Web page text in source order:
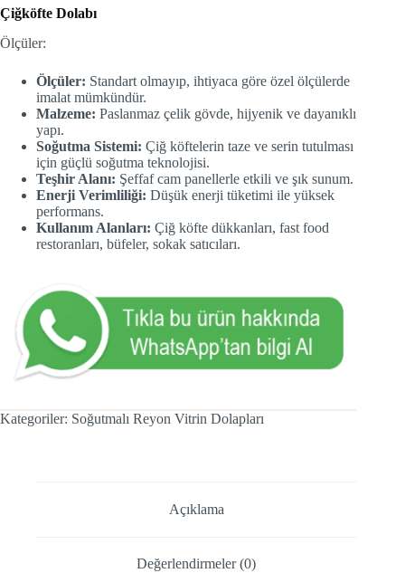
Çiğköfte Dolabı
Ölçüler:
Ölçüler: Standart olmayıp, ihtiyaca göre özel ölçülerde
imalat mümkündür.
Malzeme: Paslanmaz çelik gövde, hijyenik ve dayanıklı
yapı.
Soğutma Sistemi: Çiğ köftelerin taze ve serin tutulması
için güçlü soğutma teknolojisi.
Teşhir Alanı: Şeffaf cam panellerle etkili ve şık sunum.
Enerji Verimliliği: Düşük enerji tüketimi ile yüksek
performans.
Kullanım Alanları: Çiğ köfte dükkanları, fast food
restoranları, büfeler, sokak satıcıları.
Kategoriler: Soğutmalı Reyon Vitrin Dolapları
Açıklama
Değerlendirmeler (0)